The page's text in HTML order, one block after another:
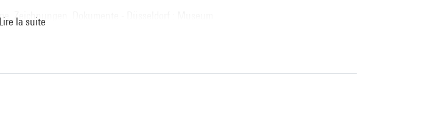
Zeichnungen. Dokumente.- Düsseldorf : Museum
Lire la suite